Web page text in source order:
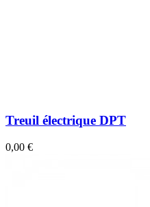
Treuil électrique DPT
0,00 €